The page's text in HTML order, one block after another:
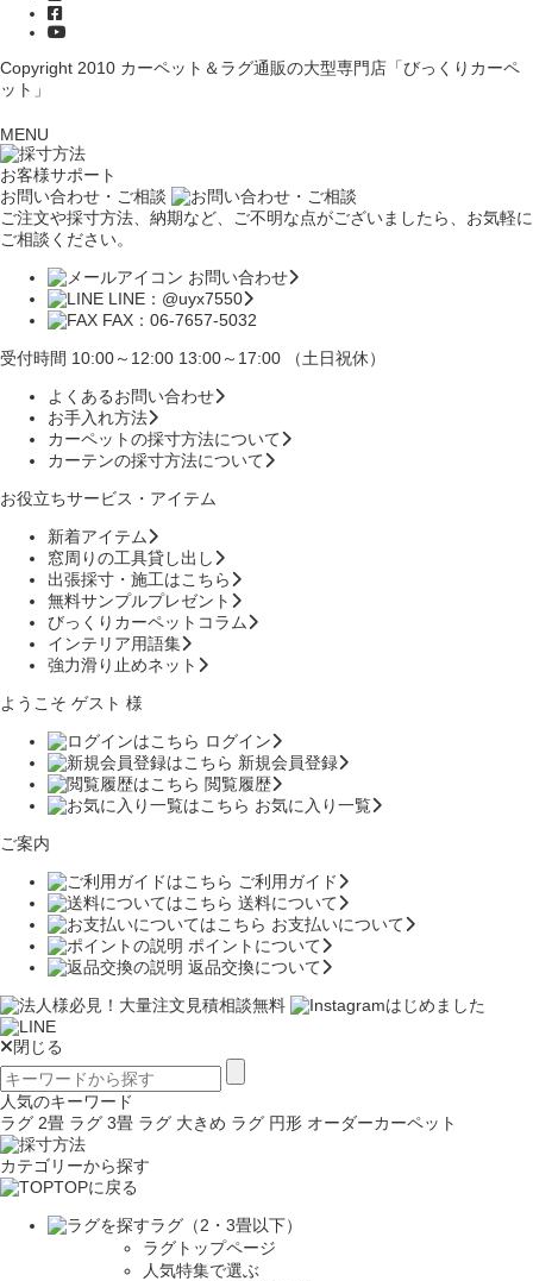
Copyright 2010 カーペット＆ラグ通販の大型専門店「びっくりカーペ
ット」
MENU
お客様サポート
お問い合わせ・ご相談
ご注文や採寸方法、納期など、ご不明な点がございましたら、お気軽に
ご相談ください。
お問い合わせ
LINE：@uyx7550
FAX：06-7657-5032
受付時間 10:00～12:00 13:00～17:00 （土日祝休）
よくあるお問い合わせ
お手入れ方法
カーペットの採寸方法について
カーテンの採寸方法について
お役立ちサービス・アイテム
新着アイテム
窓周りの工具貸し出し
出張採寸・施工はこちら
無料サンプルプレゼント
びっくりカーペットコラム
インテリア用語集
強力滑り止めネット
ようこそ ゲスト 様
ログイン
新規会員登録
閲覧履歴
お気に入り一覧
ご案内
ご利用ガイド
送料について
お支払いについて
ポイントについて
返品交換について
閉じる
人気のキーワード
ラグ 2畳 ラグ 3畳 ラグ 大きめ ラグ 円形 オーダーカーペット
カテゴリーから探す
TOPに戻る
ラグ（2・3畳以下）
ラグトップページ
人気特集で選ぶ